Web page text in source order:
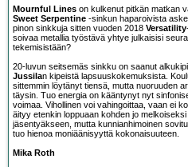
Mournful Lines on kulkenut pitkän matkan
Sweet Serpentine -sinkun haparoivista
pinon sinkkuja sitten vuoden 2018 Versatility
soivaa metallia työstävä yhtye julkaisisi
tekemisistään?
20-luvun seitsemäs sinkku on saanut
Jussilan kipeistä lapsuuskokemuksista.
sittemmin löytänyt tiensä, mutta nuoruuden
täysin. Tuo energia on kääntynyt nyt
voimaa. Vihollinen voi vahingoittaa, vaan ei
äityy etenkin loppuaan kohden jo
jäsentyäkseen, mutta kunnianhimoinen
tuo hienoa moniäänisyyttä kokonaisuuteen.
Mika Roth